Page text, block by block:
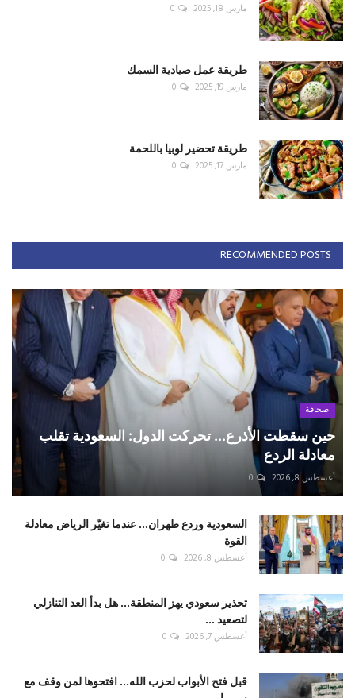
مارس 18, 2025 0
طريقة عمل صيادية السمك
مارس 19, 2025 0
طريقة تحضير لوبيا باللحمة
مارس 17, 2025 0
RECOMMENDED POSTS
صحافة
حين سقطت الأذرع... تحركت الدول: السعودية تقلب
معادلة الردع
أغسطس 8, 2026 0
السعودية وردع طهران... عندما تغيّر الرياض معادلة
القوة
أغسطس 8, 2026 0
تحذير سعودي يهز المنطقة... هل بدأ العد التنازلي
لتصعيد ...
أغسطس 7, 2026 0
قبل فتح الأبواب لحزب الله... افتحوها لمن وقف مع